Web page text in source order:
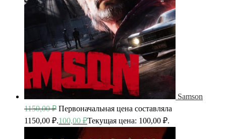
Samson
1150,00₽ Первоначальная цена составляла
1150,00 ₽.100,00 ₽Текущая цена: 100,00 ₽.